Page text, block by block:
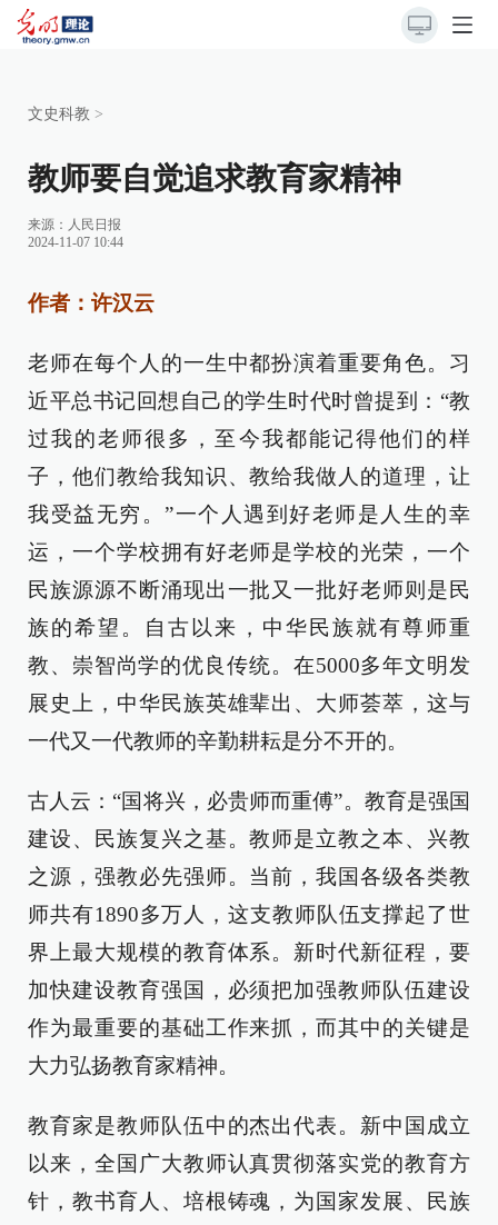
文史科教 >
教师要自觉追求教育家精神
来源： 人民日报
2024-11-07 10:44
作者：许汉云
老师在每个人的一生中都扮演着重要角色。习
近平总书记回想自己的学生时代时曾提到：“教
过我的老师很多，至今我都能记得他们的样
子，他们教给我知识、教给我做人的道理，让
我受益无穷。”一个人遇到好老师是人生的幸
运，一个学校拥有好老师是学校的光荣，一个
民族源源不断涌现出一批又一批好老师则是民
族的希望。自古以来，中华民族就有尊师重
教、崇智尚学的优良传统。在5000多年文明发
展史上，中华民族英雄辈出、大师荟萃，这与
一代又一代教师的辛勤耕耘是分不开的。
古人云：“国将兴，必贵师而重傅”。教育是强国
建设、民族复兴之基。教师是立教之本、兴教
之源，强教必先强师。当前，我国各级各类教
师共有1890多万人，这支教师队伍支撑起了世
界上最大规模的教育体系。新时代新征程，要
加快建设教育强国，必须把加强教师队伍建设
作为最重要的基础工作来抓，而其中的关键是
大力弘扬教育家精神。
教育家是教师队伍中的杰出代表。新中国成立
以来，全国广大教师认真贯彻落实党的教育方
针，教书育人、培根铸魂，为国家发展、民族